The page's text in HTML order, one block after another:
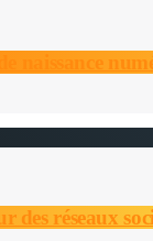
naissance
des réseaux